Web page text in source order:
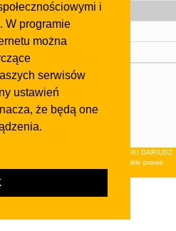
i
W programie
można
serwisów
ustawień
że będą one
dla biznesu
i autokomisy
się z nami
iPolityki Prywatności.
Klauzula FB
FIRMA NEON MAREK KLUCZEWSKI DARIUSZ
15, 32-300 Olkusz . Wszystkie prawa